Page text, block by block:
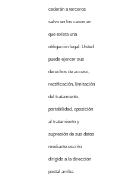
cederán a terceros
salvo en los casos en
que exista una
obligación legal. Usted
puede ejercer sus
derechos de acceso,
rectificación, limitación
del tratamiento,
portabilidad, oposición
al tratamiento y
supresión de sus datos
mediante escrito
dirigido a la dirección
postal arriba